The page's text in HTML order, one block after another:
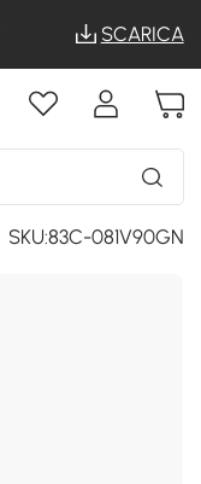
SCARICA
SKU:83C-081V90GN